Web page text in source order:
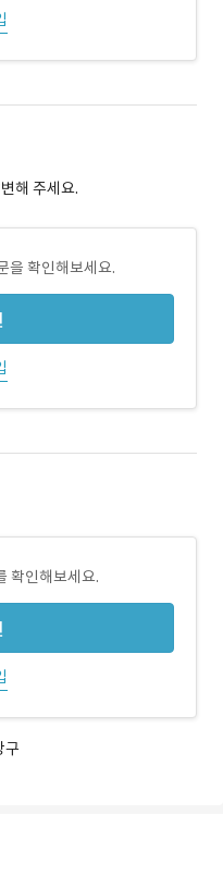
해 주세요.
을 확인해보세요.
확인해보세요.
구